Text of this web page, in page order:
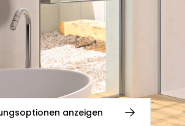
anzeigen